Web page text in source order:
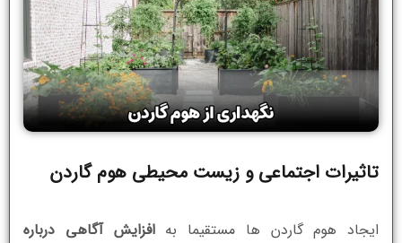
تاثیرات اجتماعی و زیست محیطی هوم گاردن
ایجاد هوم گاردن ها مستقیما بهافزایش آگاهی درباره